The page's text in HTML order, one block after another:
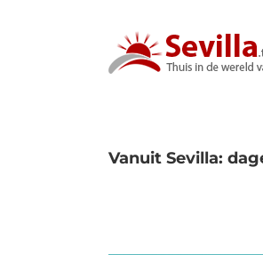
Vanuit Sevilla: